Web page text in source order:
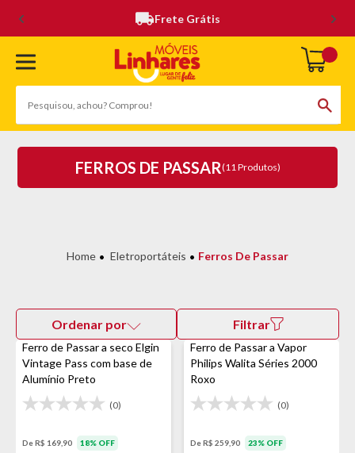
Frete Grátis
FERROS DE PASSAR(11 Produtos)
Eletroportáteis Ferros De Passar
Ordenar por Filtrar
Ferro de Passar a seco Elgin
Vintage Pass com base de
Alumínio Preto
(0)
De R$ 169,90 18% OFF
Ferro de Passar a Vapor
Philips Walita Séries 2000
Roxo
(0)
De R$ 259,90 23% OFF